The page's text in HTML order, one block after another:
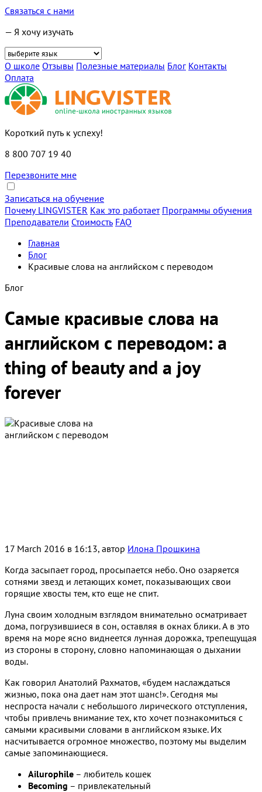
Связаться с нами
— Я хочу изучать
О школе Отзывы Полезные материалы Блог Контакты
Оплата
Короткий путь к успеху!
8 800 707 19 40
Перезвоните мне
Записаться на обучение
Почему LINGVISTER Как это работает Программы обучения
Преподаватели Стоимость FAQ
Главная
Блог
Красивые слова на английском с переводом
Блог
Самые красивые слова на
английском с переводом: a
thing of beauty and a joy
forever
17 March 2016 в 16:13, автор Илона Прошкина
Когда засыпает город, просыпается небо. Оно озаряется
сотнями звезд и летающих комет, показывающих свои
горящие хвосты тем, кто еще не спит.
Луна своим холодным взглядом внимательно осматривает
дома, погрузившиеся в сон, оставляя в окнах блики. А в это
время на море ясно виднеется лунная дорожка, трепещущая
из стороны в сторону, словно напоминающая о дыхании
воды.
Как говорил Анатолий Рахматов, «будем наслаждаться
жизнью, пока она дает нам этот шанс!». Сегодня мы
неспроста начали с небольшого лирического отступления,
чтобы привлечь внимание тех, кто хочет познакомиться с
самыми красивыми словами в английском языке. Их
насчитывается огромное множество, поэтому мы выделим
самые запоминающиеся.
Ailurophile – любитель кошек
Becoming – привлекательный